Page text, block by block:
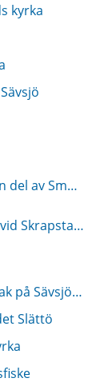
kyrka
Höglandsleden - en del av Smålandsleden
Järnåldersgravfält vid Skrapstadsjön
Hyr kanot eller kajak på Sävsjö Camping
Slättö